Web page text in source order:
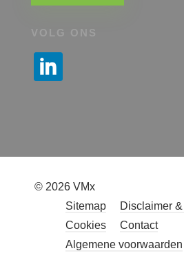
VOLG ONS
© 2026 VMx
Sitemap
Disclaimer
Cookies
Contact
Algemene voorwaarden